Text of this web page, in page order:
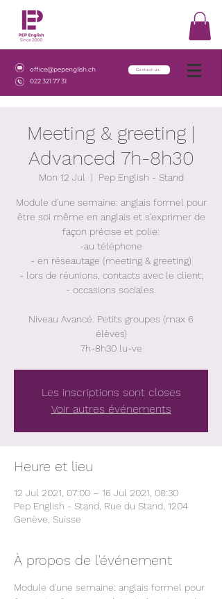
office@pepenglish.ch
022 321 77 31
Contact us
Meeting & greeting |
Advanced 7h-8h30
Mon 12 Jul
  |
Pep English - Stand
Module d'une semaine: anglais formel pour
être soi même en anglais et s'exprimer de
façon précise et polie:
-au téléphone
- en réseautage (meeting & greeting)
- lors de réunions, contacts avec le client;
- occasions sociales.
Niveau Avancé. Petits groupes (max 6
élèves)
7h-8h30 lu-ve
Les inscriptions sont closes
Voir autres événements
Heure et lieu
12 Jul 2021, 07:00 – 16 Jul 2021, 08:30
Pep English - Stand, Rue du Stand, 1204
Genève, Suisse
À propos de l'événement
Module d'une semaine: anglais formel pour